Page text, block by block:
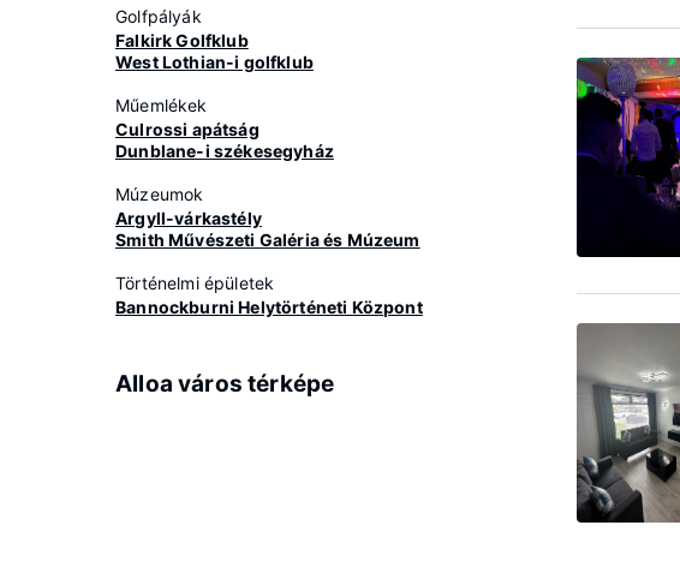
Golfpályák
Falkirk Golfklub
West Lothian-i golfklub
Műemlékek
Culrossi apátság
Dunblane-i székesegyház
Múzeumok
Argyll-várkastély
Smith Művészeti Galéria és Múzeum
Történelmi épületek
Bannockburni Helytörténeti Központ
Alloa város térképe